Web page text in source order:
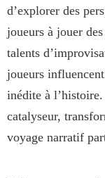
d’explorer des
joueurs à jouer
talents
joueurs
inédite à
catalyseur,
voyage narratif